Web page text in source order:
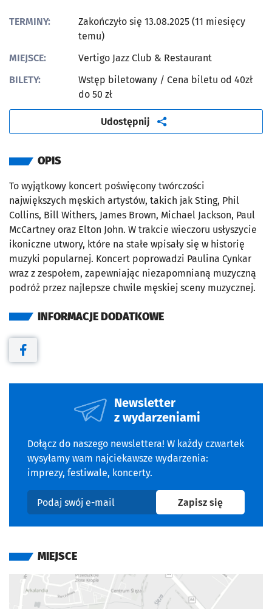
TERMINY:
Zakończyło się 13.08.2025 (11 miesięcy
temu)
MIEJSCE:
Vertigo Jazz Club & Restaurant
BILETY:
Wstęp biletowany / Cena biletu od 40zł
do 50 zł
Udostępnij artykuł
OPIS
To wyjątkowy koncert poświęcony twórczości
największych męskich artystów, takich jak Sting, Phil
Collins, Bill Withers, James Brown, Michael Jackson, Paul
McCartney oraz Elton John. W trakcie wieczoru usłyszycie
ikoniczne utwory, które na stałe wpisały się w historię
muzyki popularnej. Koncert poprowadzi Paulina Cynkar
wraz z zespołem, zapewniając niezapomnianą muzyczną
podróż przez najlepsze chwile męskiej sceny muzycznej.
INFORMACJE DODATKOWE
Otwiera się w nowej karcie
Newsletter
z wydarzeniami
Dołącz do naszego newslettera! W każdy czwartek
wysyłamy wam najciekawsze wydarzenia:
imprezy, festiwale, koncerty.
Podaj swój e-mail
Zapisz sięna
MIEJSCE